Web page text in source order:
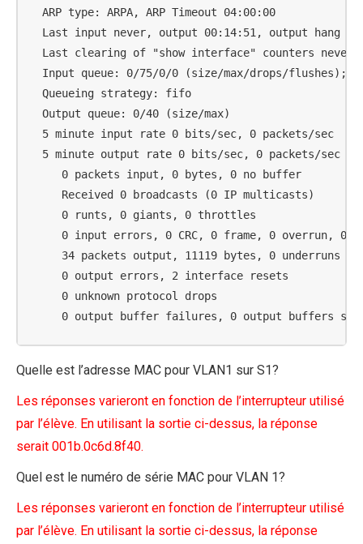
  ARP type: ARPA, ARP Timeout 04:00:00
Last input never, output 00:14:51, output hang
  Last clearing of "show interface" counters never
Input queue: 0/75/0/0 (size/max/drops/flushes);
  Queueing strategy: fifo
  Output queue: 0/40 (size/max)
  5 minute input rate 0 bits/sec, 0 packets/sec
  5 minute output rate 0 bits/sec, 0 packets/sec
     0 packets input, 0 bytes, 0 no buffer
     Received 0 broadcasts (0 IP multicasts)
     0 runts, 0 giants, 0 throttles
0 input errors, 0 CRC, 0 frame, 0 overrun, 0
     34 packets output, 11119 bytes, 0 underruns
     0 output errors, 2 interface resets
     0 unknown protocol drops
0 output buffer failures, 0 output buffers
Quelle est l’adresse MAC pour VLAN1 sur S1?
Les réponses varieront en fonction de l’interrupteur utilisé
par l’élève. En utilisant la sortie ci-dessus, la réponse
serait 001b.0c6d.8f40.
Quel est le numéro de série MAC pour VLAN 1?
Les réponses varieront en fonction de l’interrupteur utilisé
par l’élève. En utilisant la sortie ci-dessus, la réponse